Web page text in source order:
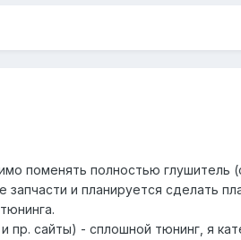
поменять полностью глушитель
и планируется сделать
сайты) - сплошной тюнинг, я